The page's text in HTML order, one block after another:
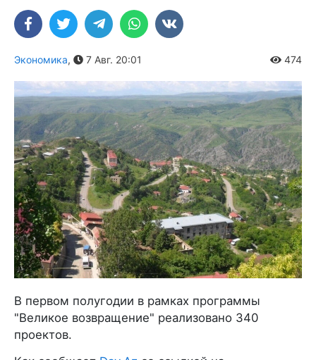
Экономика, 7 Авг. 20:01 474
В первом полугодии в рамках программы
"Великое возвращение" реализовано 340
проектов.